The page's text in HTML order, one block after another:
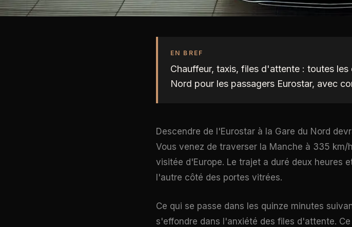
EN BREF
Chauffeur, taxis, files d'attente : toutes
Nord pour les passagers Eurostar, avec
Descendre de l'Eurostar à la Gare du Nord
Vous venez de traverser la Manche à 335
visitée d'Europe. Le trajet a duré deux heures
l'autre côté des portes vitrées.
Ce qui se passe dans les quinze minutes
s'effondre dans l'anxiété des files d'attente.